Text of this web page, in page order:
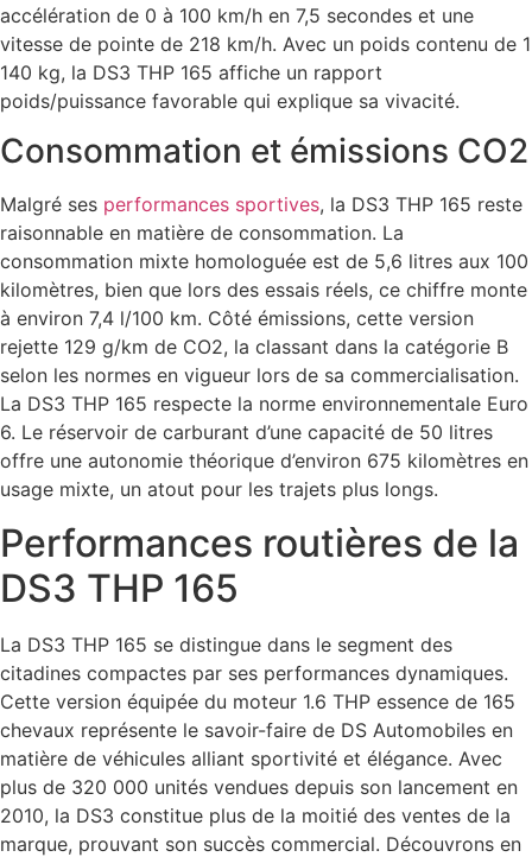
accélération de 0 à 100 km/h en 7,5 secondes et une
vitesse de pointe de 218 km/h. Avec un poids contenu de 1
140 kg, la DS3 THP 165 affiche un rapport
poids/puissance favorable qui explique sa vivacité.
Consommation et émissions CO2
Malgré ses performances sportives, la DS3 THP 165 reste
raisonnable en matière de consommation. La
consommation mixte homologuée est de 5,6 litres aux 100
kilomètres, bien que lors des essais réels, ce chiffre monte
à environ 7,4 l/100 km. Côté émissions, cette version
rejette 129 g/km de CO2, la classant dans la catégorie B
selon les normes en vigueur lors de sa commercialisation.
La DS3 THP 165 respecte la norme environnementale Euro
6. Le réservoir de carburant d’une capacité de 50 litres
offre une autonomie théorique d’environ 675 kilomètres en
usage mixte, un atout pour les trajets plus longs.
Performances routières de la
DS3 THP 165
La DS3 THP 165 se distingue dans le segment des
citadines compactes par ses performances dynamiques.
Cette version équipée du moteur 1.6 THP essence de 165
chevaux représente le savoir-faire de DS Automobiles en
matière de véhicules alliant sportivité et élégance. Avec
plus de 320 000 unités vendues depuis son lancement en
2010, la DS3 constitue plus de la moitié des ventes de la
marque, prouvant son succès commercial. Découvrons en